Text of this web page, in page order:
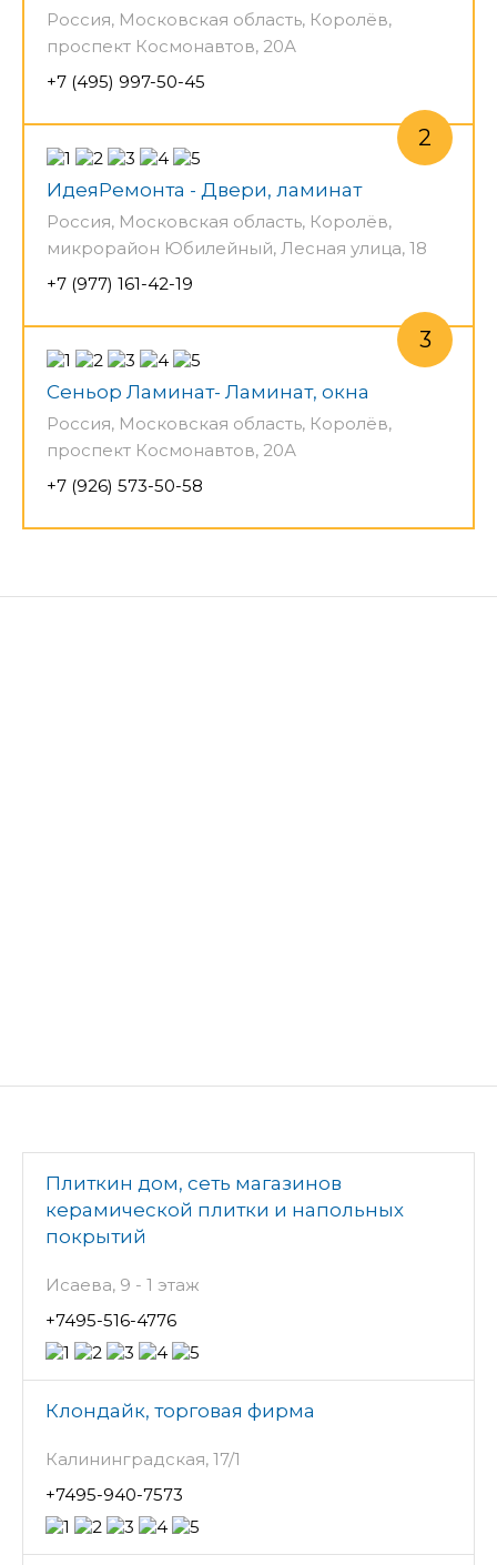
Россия, Московская область, Королёв,
проспект Космонавтов, 20А
+7 (495) 997-50-45
ИдеяРемонта - Двери, ламинат
Россия, Московская область, Королёв,
микрорайон Юбилейный, Лесная улица, 18
+7 (977) 161-42-19
Сеньор Ламинат- Ламинат, окна
Россия, Московская область, Королёв,
проспект Космонавтов, 20А
+7 (926) 573-50-58
Плиткин дом, сеть магазинов
керамической плитки и напольных
покрытий
Исаева, 9 - 1 этаж
+7495-516-4776
Клондайк, торговая фирма
Калининградская, 17/1
+7495-940-7573